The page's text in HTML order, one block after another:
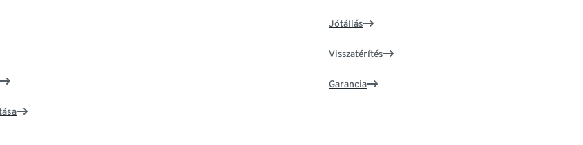
Jótállás
Visszatérítés
Garancia